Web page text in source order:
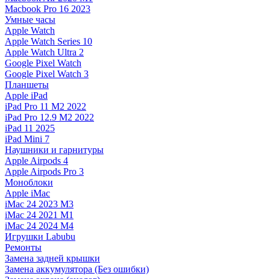
Macbook Pro 16 2023
Умные часы
Apple Watch
Apple Watch Series 10
Apple Watch Ultra 2
Google Pixel Watch
Google Pixel Watch 3
Планшеты
Apple iPad
iPad Pro 11 M2 2022
iPad Pro 12.9 M2 2022
iPad 11 2025
iPad Mini 7
Наушники и гарнитуры
Apple Airpods 4
Apple Airpods Pro 3
Моноблоки
Apple iMac
iMac 24 2023 M3
iMac 24 2021 M1
iMac 24 2024 M4
Игрушки Labubu
Ремонты
Замена задней крышки
Замена аккумулятора (Без ошибки)